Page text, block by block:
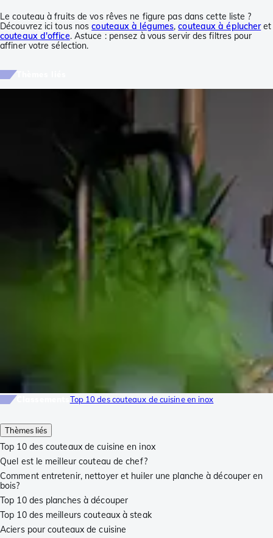
Thèmes liés
Top 10 des couteaux de cuisine en inox
Quel est le meilleur couteau de chef?
Comment entretenir, nettoyer et huiler une planche à découper en
bois?
Top 10 des planches à découper
Top 10 des meilleurs couteaux à steak
Aciers pour couteaux de cuisine
Le couteau à fruits de vos rêves ne figure pas dans cette liste ?
Découvrez ici tous noscouteaux à légumes,couteaux à éplucheret
couteaux d'office. Astuce : pensez à vous servir des filtres pour
affiner votre sélection.
Top 10 des couteaux de cuisine en inox